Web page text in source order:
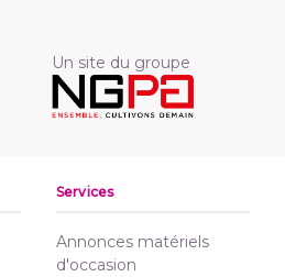
Un site du groupe
Services
Annonces matériels
d'occasion